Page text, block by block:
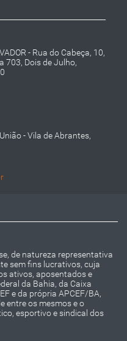
- Rua do Cabeça, 10,
703, Dois de Julho,
- Vila de Abrantes,
de natureza representativa
sem fins lucrativos, cuja
ativos, aposentados e
da Bahia, da Caixa
e da própria APCEF/BA,
entre os mesmos e o
esportivo e sindical dos